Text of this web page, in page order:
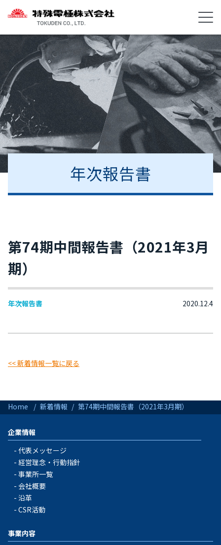
年次報告書
第74期中間報告書（2021年3月
期）
年次報告書 2020.12.4
<< 新着情報一覧に戻る
Home 新着情報 第74期中間報告書（2021年3月期）
企業情報
代表メッセージ
経営理念・行動指針
事業所一覧
会社概要
沿革
CSR活動
事業内容